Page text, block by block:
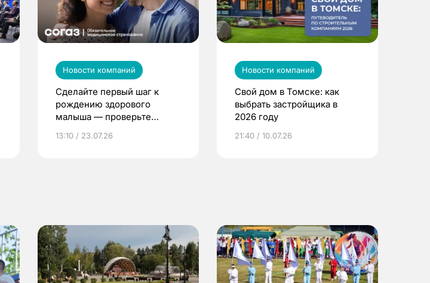
Новости компаний
Сделайте первый шаг к
рождению здорового
малыша — проверьте
по ОМС!
13:10 / 23.07.26
Новости компаний
Свой дом в Томске: как
выбрать застройщика в
2026 году
21:40 / 10.07.26